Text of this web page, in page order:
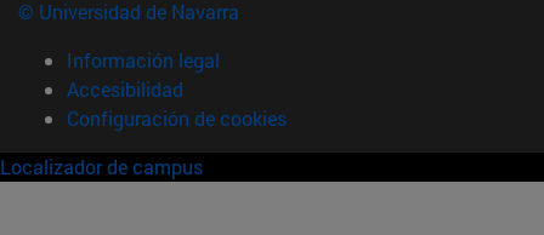
© Universidad de Navarra
Información legal
Accesibilidad
Configuración de cookies
Localizador de campus